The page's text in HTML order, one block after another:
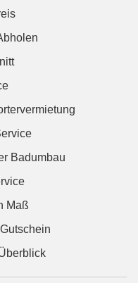
Badumbau
Maß